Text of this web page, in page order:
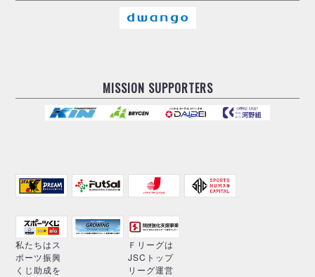
MISSION SUPPORTERS
私たちはス
ポーツ振興
くじ助成を
Ｆリーグは
JSCトップ
リーグ運営